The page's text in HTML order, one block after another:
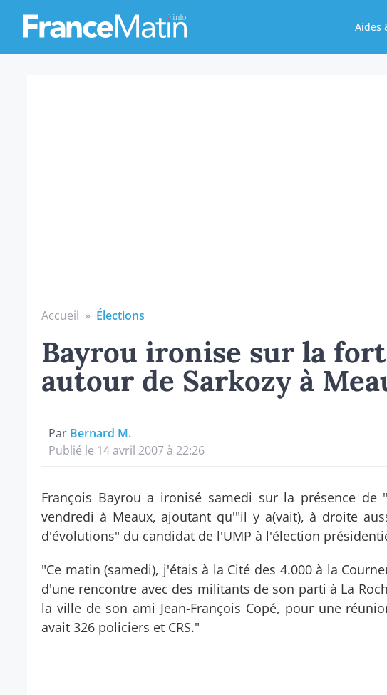
Aides
Accueil » Élections
Bayrou ironise sur la
autour de Sarkozy à
Par Bernard M.
Publié le 14 avril 2007 à 22:26
François Bayrou a ironisé samedi sur la présence de
vendredi à Meaux, ajoutant qu'"il y a(vait), à droite
d'évolutions" du candidat de l'UMP à l'élection
"Ce matin (samedi), j'étais à la Cité des 4.000 à la
d'une rencontre avec des militants de son parti à La
la ville de son ami Jean-François Copé, pour une
avait 326 policiers et CRS."